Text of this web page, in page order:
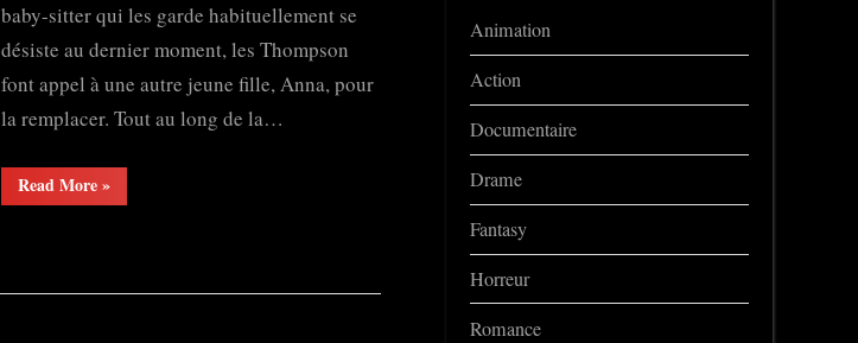
baby-sitter qui les garde habituellement se
désiste au dernier moment, les Thompson
font appel à une autre jeune fille, Anna, pour
la remplacer. Tout au long de la…
Read More“Emelie”
»
Animation
Action
Documentaire
Drame
Fantasy
Horreur
Romance